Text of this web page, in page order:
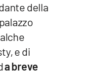
della
e di
a breve